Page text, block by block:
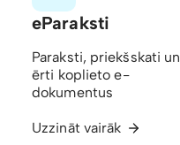
eParaksti
Paraksti, priekšskati un
ērti koplieto e-
dokumentus
Uzzināt vairāk